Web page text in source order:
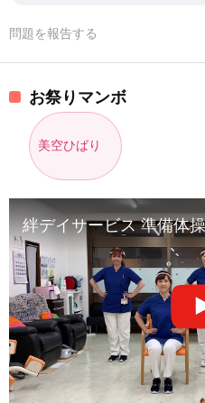
問題を報告する
お祭りマンボ
美空ひばり
絆デイサービス 準備体